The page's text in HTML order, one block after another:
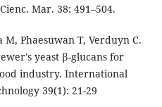
Mar. 38: 491–504.
Phaesuwan T, Verduyn C.
yeast β-glucans for
industry. International
39(1): 21-29